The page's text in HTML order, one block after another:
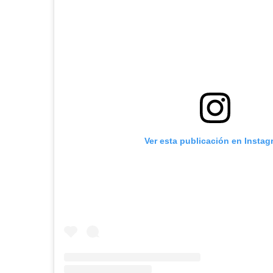
Ver esta publicación en